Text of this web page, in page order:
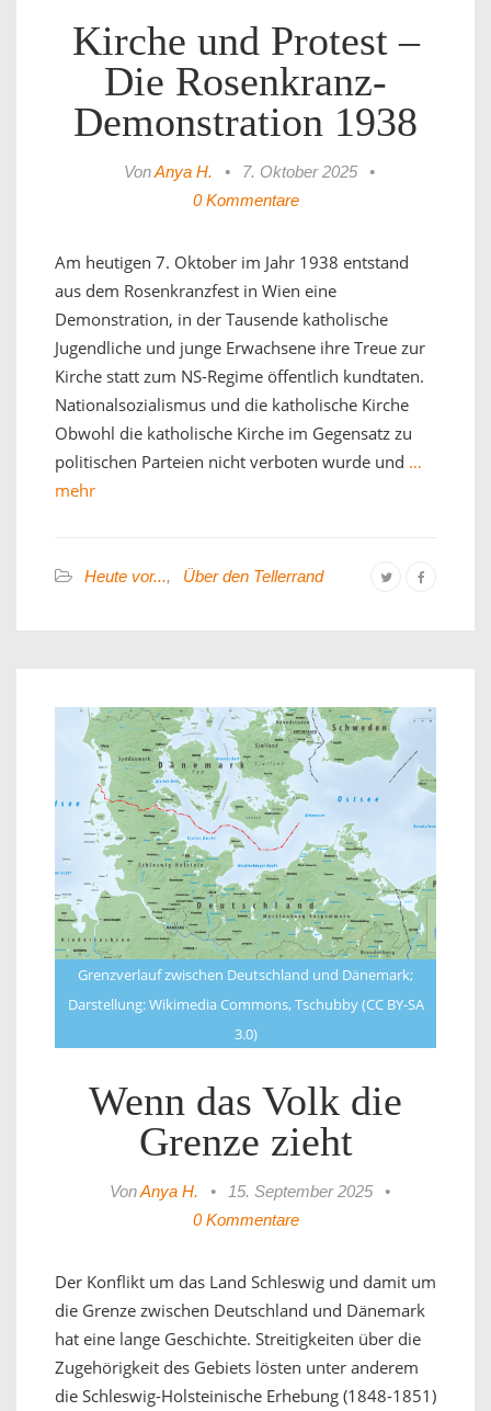
Kirche und Protest –
Die Rosenkranz-
Demonstration 1938
VonAnya H. • 7. Oktober 2025
•
0 Kommentare
Am heutigen 7. Oktober im Jahr 1938 entstand
aus dem Rosenkranzfest in Wien eine
Demonstration, in der Tausende katholische
Jugendliche und junge Erwachsene ihre Treue zur
Kirche statt zum NS-Regime öffentlich kundtaten.
Nationalsozialismus und die katholische Kirche
Obwohl die katholische Kirche im Gegensatz zu
politischen Parteien nicht verboten wurde und …
mehr
Heute vor..., Über den Tellerrand
Grenzverlauf zwischen Deutschland und Dänemark;
Darstellung: Wikimedia Commons, Tschubby (CC BY-SA
3.0)
Wenn das Volk die
Grenze zieht
VonAnya H. • 15. September 2025
•
0 Kommentare
Der Konflikt um das Land Schleswig und damit um
die Grenze zwischen Deutschland und Dänemark
hat eine lange Geschichte. Streitigkeiten über die
Zugehörigkeit des Gebiets lösten unter anderem
die Schleswig-Holsteinische Erhebung (1848-1851)